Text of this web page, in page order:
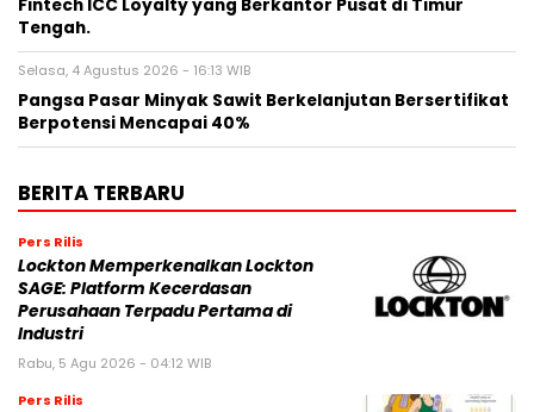
Fintech ICC Loyalty yang Berkantor Pusat di Timur
Tengah.
Selasa, 4 Agustus 2026 - 16:13 WIB
Pangsa Pasar Minyak Sawit Berkelanjutan Bersertifikat
Berpotensi Mencapai 40%
BERITA TERBARU
Pers Rilis
Lockton Memperkenalkan Lockton
SAGE: Platform Kecerdasan
Perusahaan Terpadu Pertama di
Industri
Rabu, 5 Agu 2026 - 04:12 WIB
Pers Rilis